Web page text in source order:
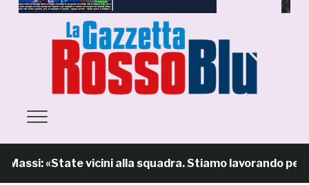
«State vicini alla squadra. Stiamo lavorando per